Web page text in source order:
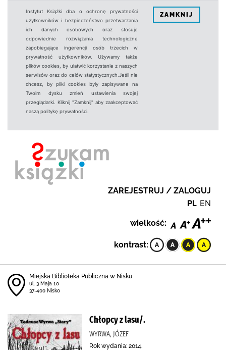
Instytut Książki dba o ochronę prywatności
użytkowników i bezpieczeństwo przetwarzania
ich danych osobowych oraz stosuje
odpowiednie rozwiązania technologiczne
zapobiegające ingerencji osób trzecich w
prywatność użytkowników. Używamy także
plików cookies, by ułatwić korzystanie z naszych
serwisów oraz do celów statystycznych.Jeśli nie
chcesz, by pliki cookies były zapisywane na
Twoim dysku zmień ustawienia swojej
przeglądarki. Kliknij "Zamknij" aby zaakceptować
naszą politykę prywatności.
ZAMKNIJ
ZAREJESTRUJ / ZALOGUJ
PL EN
wielkość:
kontrast:
Miejska Biblioteka Publiczna w Nisku
ul. 3 Maja 10
37-400 Nisko
Chłopcy z lasu/.
WYRWA, JÓZEF
Rok wydania: 2014.